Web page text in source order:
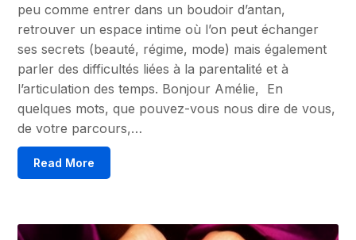
peu comme entrer dans un boudoir d’antan,
retrouver un espace intime où l’on peut échanger
ses secrets (beauté, régime, mode) mais également
parler des difficultés liées à la parentalité et à
l’articulation des temps. Bonjour Amélie, En
quelques mots, que pouvez-vous nous dire de vous,
de votre parcours,…
Read More